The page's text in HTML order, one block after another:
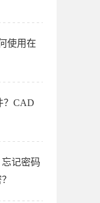
使用在
？CAD
记密码